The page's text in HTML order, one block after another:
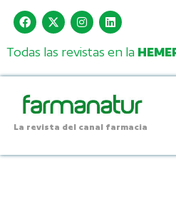
Todas las revistas en la
La revista del canal farmacia